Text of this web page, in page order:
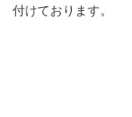
付けております。